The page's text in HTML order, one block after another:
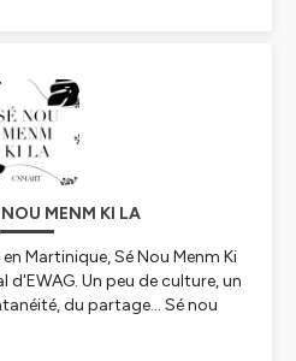
MENM KI LA
Martinique, Sé Nou Menm Ki
Un peu de culture, un
du partage... Sé nou